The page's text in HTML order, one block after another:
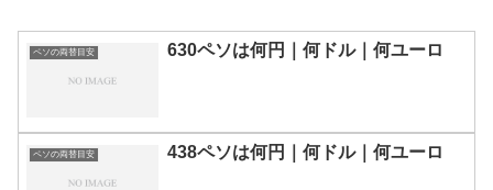
ペソの両替目安 630ペソは何円｜何ドル｜何ユーロ
ペソの両替目安 438ペソは何円｜何ドル｜何ユーロ